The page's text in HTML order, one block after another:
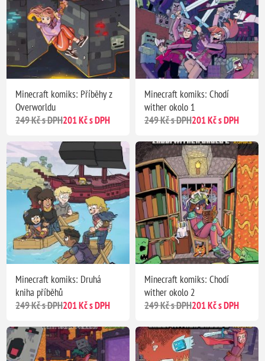
Minecraft komiks: Příběhy z
Overworldu
249 Kč s DPH201 Kč s DPH
Minecraft komiks: Chodí
wither okolo 1
249 Kč s DPH201 Kč s DPH
Minecraft komiks: Druhá
kniha příběhů
249 Kč s DPH201 Kč s DPH
Minecraft komiks: Chodí
wither okolo 2
249 Kč s DPH201 Kč s DPH